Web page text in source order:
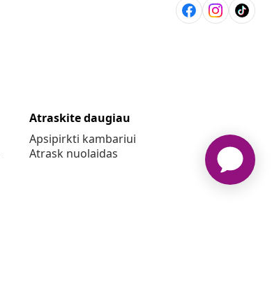
Atraskite daugiau
Apsipirkti kambariui
Atrask nuolaidas